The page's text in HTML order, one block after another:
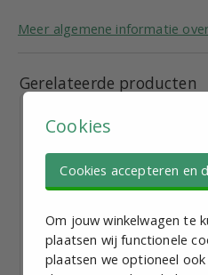
Meer algemene informatie
Gerelateerde producten
Stelvoet M12, D = 40mm, L
€ 3,70excl. BTW p.st.
Bekijk staffelkorting
Cookies
Cookies accepteren en
Om jouw winkelwagen te
plaatsen wij functionele
plaatsen we optioneel